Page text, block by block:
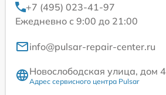
+7 (495) 023-41-97
Ежедневно с 9:00 до 21:00
info@pulsar-repair-center.ru
Новослободская улица, дом 4
Адрес сервисного центра Pulsar